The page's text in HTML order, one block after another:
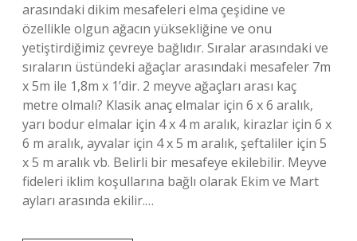
arasındaki dikim mesafeleri elma çeşidine ve
özellikle olgun ağacın yüksekliğine ve onu
yetiştirdiğimiz çevreye bağlıdır. Sıralar arasındaki ve
sıraların üstündeki ağaçlar arasındaki mesafeler 7m
x 5m ile 1,8m x 1’dir. 2 meyve ağaçları arası kaç
metre olmalı? Klasik anaç elmalar için 6 x 6 aralık,
yarı bodur elmalar için 4 x 4 m aralık, kirazlar için 6 x
6 m aralık, ayvalar için 4 x 5 m aralık, şeftaliler için 5
x 5 m aralık vb. Belirli bir mesafeye ekilebilir. Meyve
fideleri iklim koşullarına bağlı olarak Ekim ve Mart
ayları arasında ekilir.…